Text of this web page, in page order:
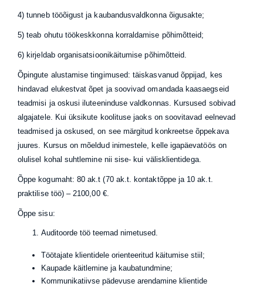
4) tunneb tööõigust ja kaubandusvaldkonna õigusakte;
5) teab ohutu töökeskkonna korraldamise põhimõtteid;
6) kirjeldab organisatsioonikäitumise põhimõtteid.
Õpingute alustamise tingimused: täiskasvanud õppijad, kes
hindavad elukestvat õpet ja soovivad omandada kaasaegseid
teadmisi ja oskusi iluteeninduse valdkonnas. Kursused sobivad
algajatele. Kui üksikute koolituse jaoks on soovitavad eelnevad
teadmised ja oskused, on see märgitud konkreetse õppekava
juures. Kursus on mõeldud inimestele, kelle igapäevatöös on
olulisel kohal suhtlemine nii sise- kui välisklientidega.
Õppe kogumaht: 80 ak.t (70 ak.t. kontaktõppe ja 10 ak.t.
praktilise töö) – 2100,00 €.
Õppe sisu:
Auditoorde töö teemad nimetused.
Töötajate klientidele orienteeritud käitumise stiil;
Kaupade käitlemine ja kaubatundmine;
Kommunikatiivse pädevuse arendamine klientide